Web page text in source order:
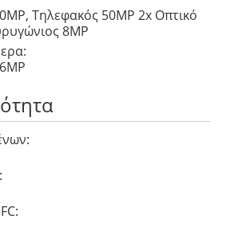
Τηλεφακός 50MP 2x Οπτικό
8MP